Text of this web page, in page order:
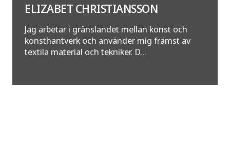
ELIZABET CHRISTIANSSON
Jag arbetar i gränslandet mellan konst och
konsthantverk och använder mig främst av
textila material och tekniker. D...